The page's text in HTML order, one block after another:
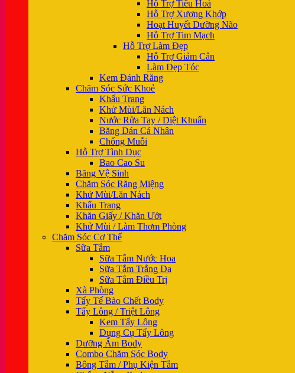
Hỗ Trợ Tiêu Hoá
Hỗ Trợ Xương Khớp
Hoạt Huyết Dưỡng Não
Hỗ Trợ Tim Mạch
Hỗ Trợ Làm Đẹp
Hỗ Trợ Giảm Cân
Làm Đẹp Tóc
Kem Đánh Răng
Chăm Sóc Sức Khoẻ
Khẩu Trang
Khử Mùi/Lăn Nách
Nước Rửa Tay / Diệt Khuẩn
Băng Dán Cá Nhân
Chống Muỗi
Hỗ Trợ Tình Dục
Bao Cao Su
Băng Vệ Sinh
Chăm Sóc Răng Miệng
Khử Mùi/Lăn Nách
Khẩu Trang
Khăn Giấy / Khăn Ướt
Khử Mùi / Làm Thơm Phòng
Chăm Sóc Cơ Thể
Sữa Tắm
Sữa Tắm Nước Hoa
Sữa Tắm Trắng Da
Sữa Tắm Điều Trị
Xà Phòng
Tẩy Tế Bào Chết Body
Tẩy Lông / Triệt Lông
Kem Tẩy Lông
Dụng Cụ Tẩy Lông
Dưỡng Ẩm Body
Combo Chăm Sóc Body
Bông Tắm / Phụ Kiện Tắm